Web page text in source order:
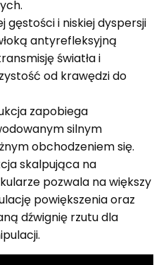
gęstości i niskiej dyspersji
antyrefleksyjną
światła i
od krawędzi do
zapobiega
silnym
obchodzeniem się.
skalpująca na
pozwala na większy
powiększenia oraz
dźwignię rzutu dla